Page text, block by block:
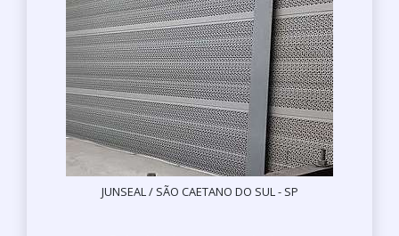
JUNSEAL / SÃO CAETANO DO SUL - SP